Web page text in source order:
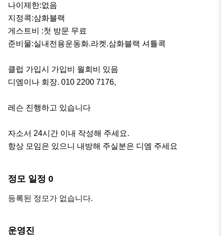
나이제한:없음
지정콕:삼화블랙
게스트비 :첫 방문 무료
준비물:실내전용운동화.라켓.삼화블랙 셔틀콕
클럽 가입시 가입비 월회비 있음
디엠이나 회장. 010 2200 7176,
레슨 진행하고 있습니다
자소서 24시간 이내 작성해 주세요.
항상 모임은 있으니 내방해 주실분은 디엠 주세요
정모 일정 0
등록된 정모가 없습니다.
운영진